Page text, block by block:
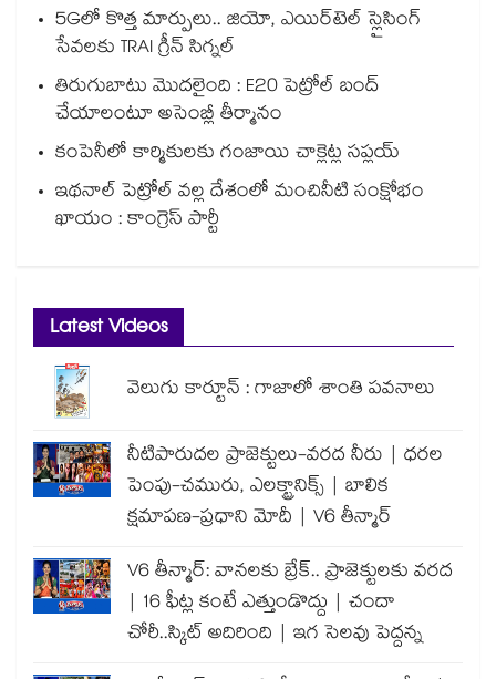
5Gలో కొత్త మార్పులు.. జియో, ఎయిర్‌టెల్ స్లైసింగ్
సేవలకు TRAI గ్రీన్ సిగ్నల్
తిరుగుబాటు మొదలైంది : E20 పెట్రోల్ బంద్
చేయాలంటూ అసెంబ్లీ తీర్మానం
కంపెనీలో కార్మికులకు గంజాయి చాక్లెట్ల సప్లయ్
ఇథనాల్ పెట్రోల్ వల్ల దేశంలో మంచినీటి సంక్షోభం
ఖాయం : కాంగ్రెస్ పార్టీ
Latest Videos
వెలుగు కార్టూన్ : గాజాలో శాంతి పవనాలు
నీటిపారుదల ప్రాజెక్టులు-వరద నీరు | ధరల
పెంపు-చమురు, ఎలక్ట్రానిక్స్ | బాలిక
క్షమాపణ-ప్రధాని మోదీ | V6 తీన్మార్
V6 తీన్మార్: వానలకు బ్రేక్.. ప్రాజెక్టులకు వరద
| 16 ఫీట్ల కంటే ఎత్తుండొద్దు | చందా
చోరీ..స్కిట్ అదిరింది | ఇగ సెలవు పెద్దన్న